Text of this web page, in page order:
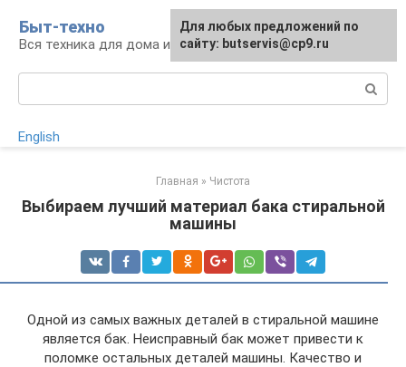
контенту
Быт-техно
Вся техника для дома и сада
English
Главная » Чистота
Выбираем лучший материал бака стиральной
машины
Одной из самых важных деталей в стиральной машине
является бак. Неисправный бак может привести к
поломке остальных деталей машины. Качество и
Для любых предложений по
сайту: butservis@cp9.ru